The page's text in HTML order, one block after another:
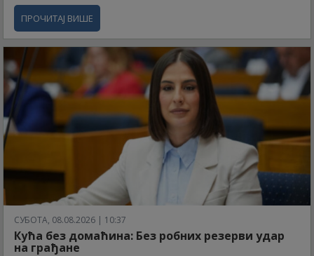
ПРОЧИТАЈ ВИШЕ
СУБОТА, 08.08.2026 | 10:37
Кућа без домаћина: Без робних резерви удар
на грађане